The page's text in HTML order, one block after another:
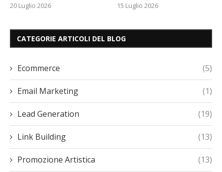
20 Luglio 2026 15 Luglio 2026
CATEGORIE ARTICOLI DEL BLOG
Ecommerce (5)
Email Marketing (1)
Lead Generation (19)
Link Building (13)
Promozione Artistica (13)